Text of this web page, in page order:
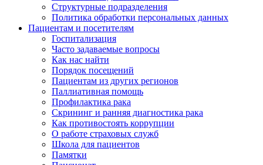
Структурные подразделения
Политика обработки персональных данных
Пациентам и посетителям
Госпитализация
Часто задаваемые вопросы
Как нас найти
Порядок посещений
Пациентам из других регионов
Паллиативная помощь
Профилактика рака
Скрининг и ранняя диагностика рака
Как противостоять коррупции
О работе страховых служб
Школа для пациентов
Памятки